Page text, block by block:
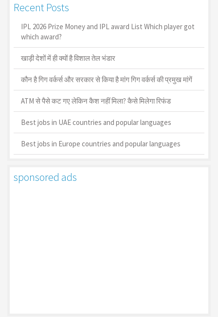
Recent Posts
IPL 2026 Prize Money and IPL award List Which player got
which award?
खाड़ी देशों में ही क्यों है व‍िशाल तेल भंडार
कौन है गिग वर्कर्स और सरकार से किया है मांग गिग वर्कर्स की प्रमुख मांगें
ATM से पैसे कट गए लेकिन कैश नहीं मिला? कैसे मिलेगा रिफंड
Best jobs in UAE countries and popular languages
Best jobs in Europe countries and popular languages
sponsored ads